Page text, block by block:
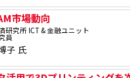
市場動向
研究所 ICT & 金融ユニット
員
子 氏